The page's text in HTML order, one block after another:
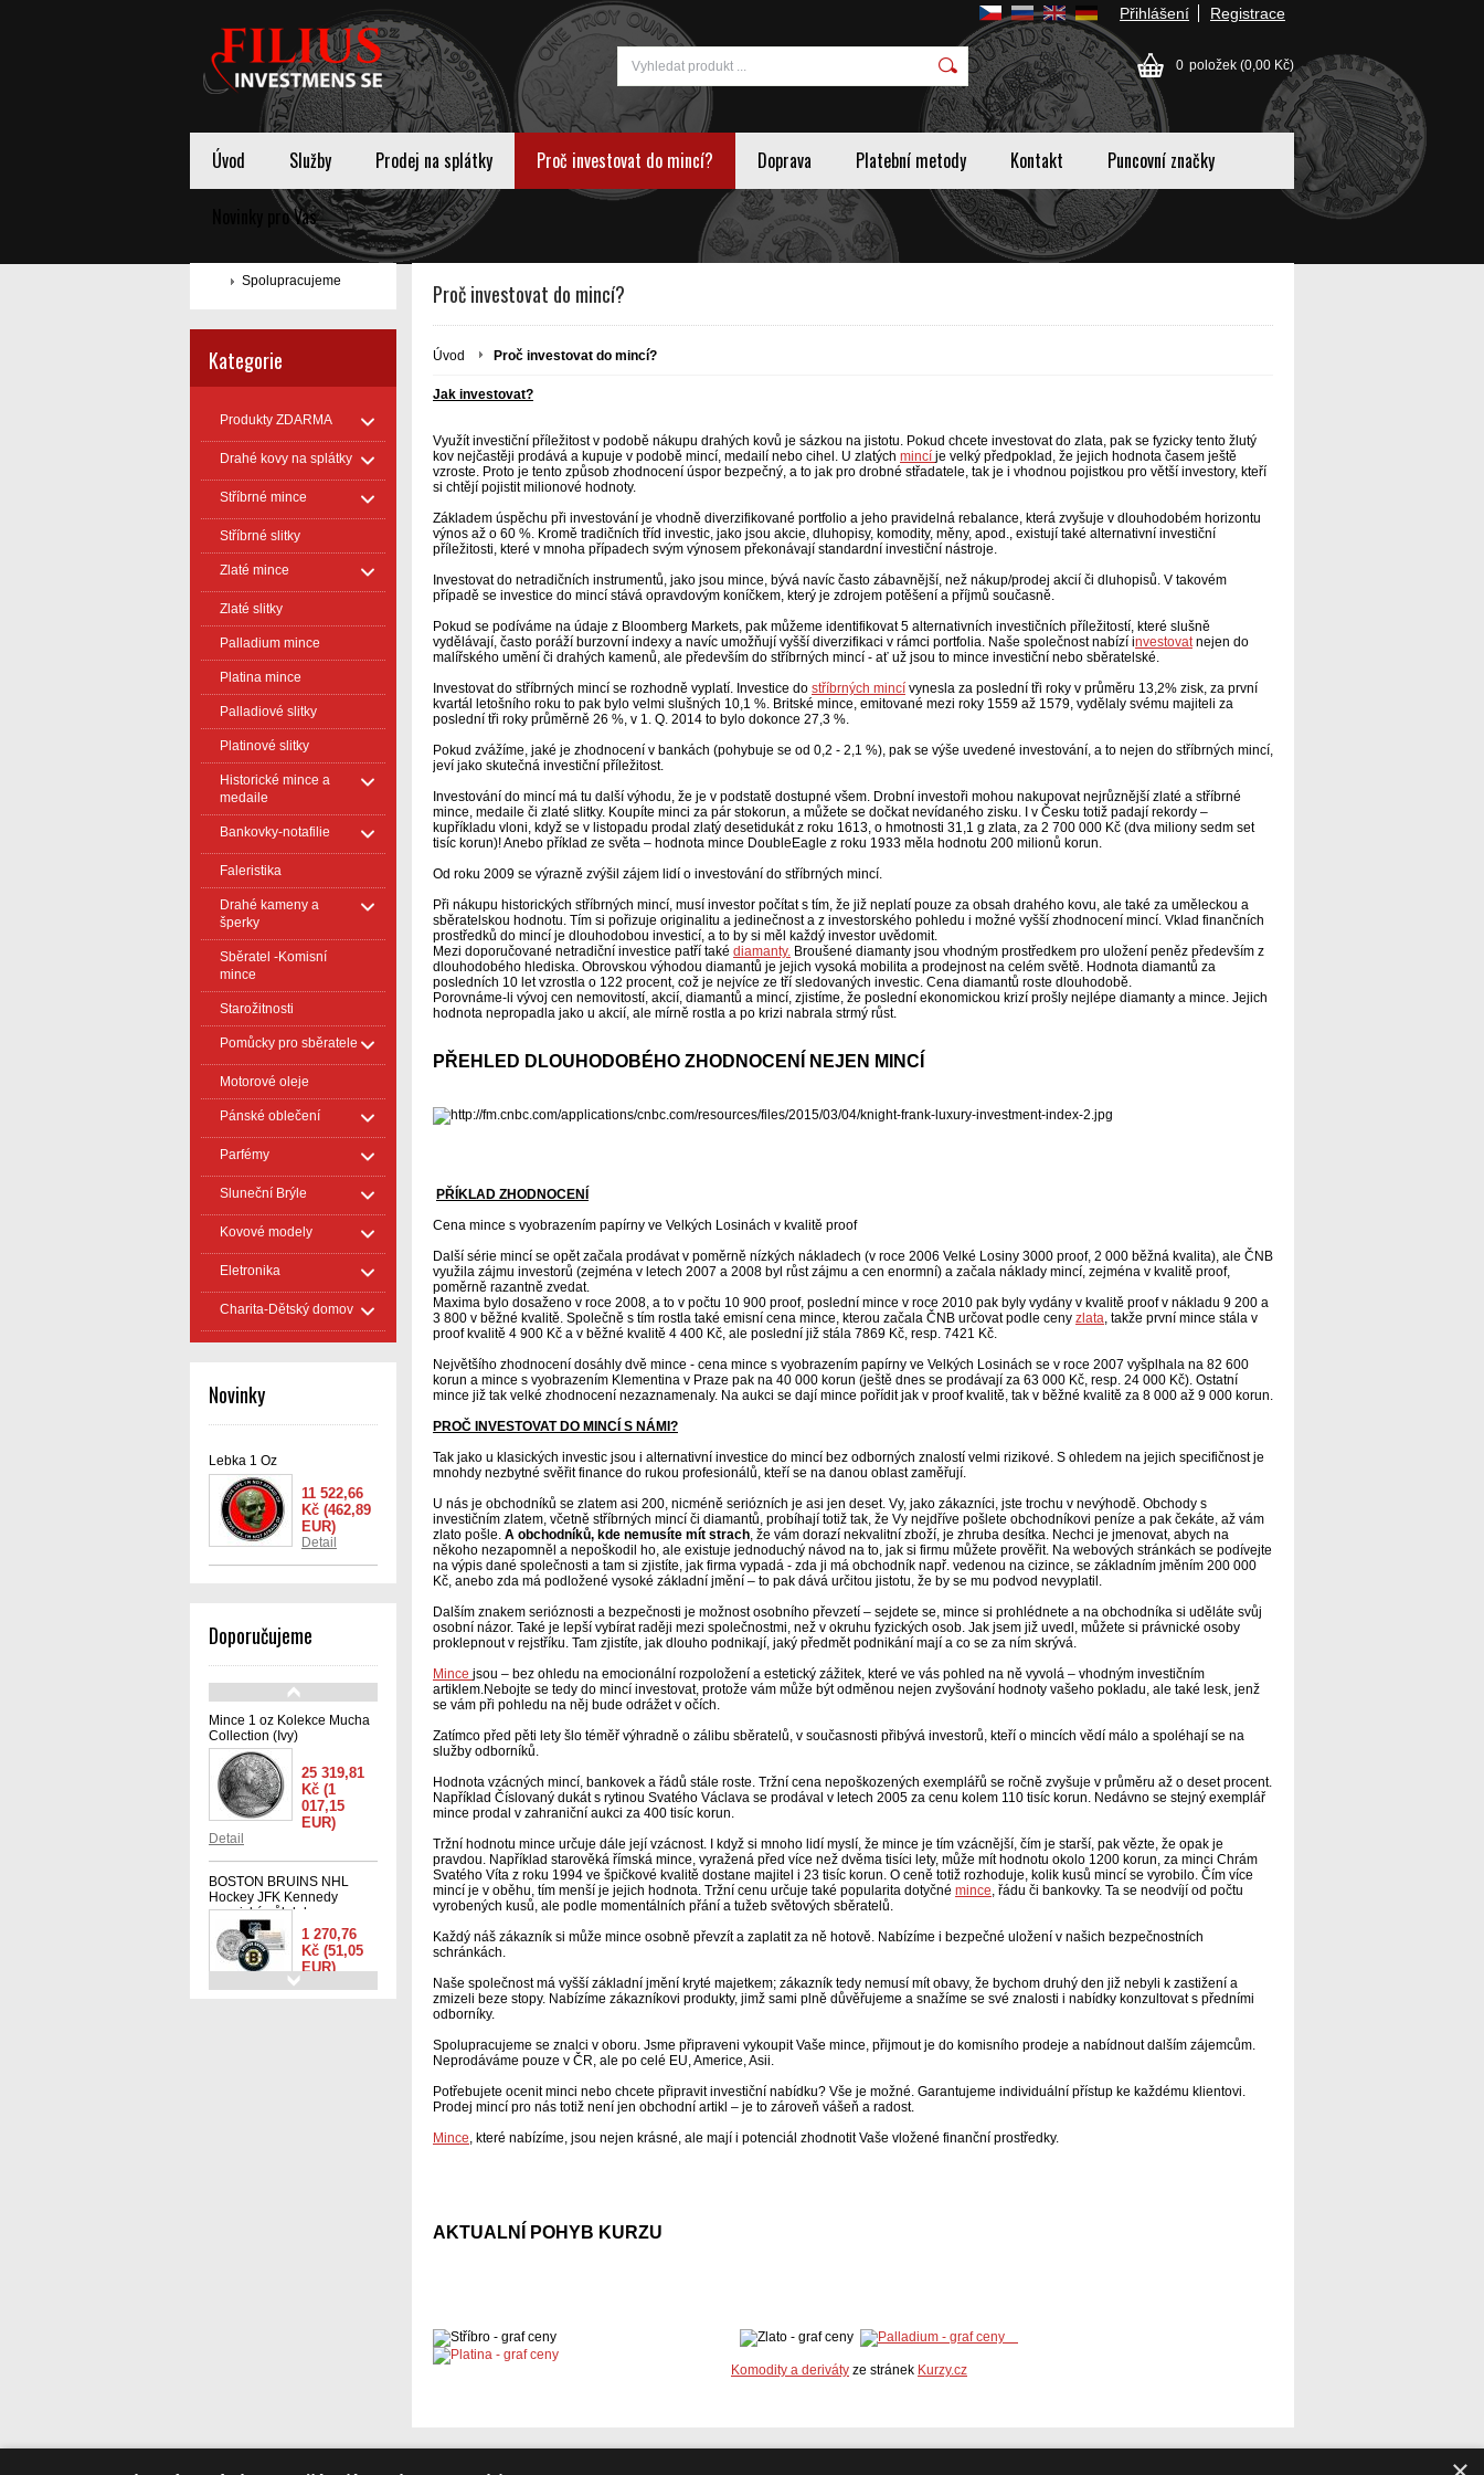
Přihlášení Registrace
0 položek (0,00 Kč)
Úvod Služby Prodej na splátky Proč investovat do mincí? Doprava Platební metody Kontakt Puncovní značky
Novinky pro Vas
Spolupracujeme
Kategorie
Produkty ZDARMA
Drahé kovy na splátky
Stříbrné mince
Stříbrné slitky
Zlaté mince
Zlaté slitky
Palladium mince
Platina mince
Palladiové slitky
Platinové slitky
Historické mince a
medaile
Bankovky-notafilie
Faleristika
Drahé kameny a
šperky
Sběratel -Komisní
mince
Starožitnosti
Pomůcky pro sběratele
Motorové oleje
Pánské oblečení
Parfémy
Sluneční Brýle
Kovové modely
Eletronika
Charita-Dětský domov
Novinky
Lebka 1 Oz
11 522,66
Kč (462,89
EUR)
Detail
Doporučujeme
Mince 1 oz Kolekce Mucha
Collection (Ivy)
25 319,81
Kč (1
017,15
EUR)
Detail
BOSTON BRUINS NHL
Hockey JFK Kennedy
americký půl dolaru -
oficiálně licencovaná
1 270,76
Kč (51,05
EUR)
Proč investovat do mincí?
Úvod Proč investovat do mincí?
Jak investovat?
Využít investiční příležitost v podobě nákupu drahých kovů je sázkou na jistotu. Pokud chcete investovat do zlata, pak se fyzicky tento žlutý
kov nejčastěji prodává a kupuje v podobě mincí, medailí nebo cihel. U zlatých mincí je velký předpoklad, že jejich hodnota časem ještě
vzroste. Proto je tento způsob zhodnocení úspor bezpečný, a to jak pro drobné střadatele, tak je i vhodnou pojistkou pro větší investory, kteří
si chtějí pojistit milionové hodnoty.
Základem úspěchu při investování je vhodně diverzifikované portfolio a jeho pravidelná rebalance, která zvyšuje v dlouhodobém horizontu
výnos až o 60 %. Kromě tradičních tříd investic, jako jsou akcie, dluhopisy, komodity, měny, apod., existují také alternativní investiční
příležitosti, které v mnoha případech svým výnosem překonávají standardní investiční nástroje.
Investovat do netradičních instrumentů, jako jsou mince, bývá navíc často zábavnější, než nákup/prodej akcií či dluhopisů. V takovém
případě se investice do mincí stává opravdovým koníčkem, který je zdrojem potěšení a příjmů současně.
Pokud se podíváme na údaje z Bloomberg Markets, pak můžeme identifikovat 5 alternativních investičních příležitostí, které slušně
vydělávají, často poráží burzovní indexy a navíc umožňují vyšší diverzifikaci v rámci portfolia. Naše společnost nabízí investovatnejen do
malířského umění či drahých kamenů, ale především do stříbrných mincí - ať už jsou to mince investiční nebo sběratelské.
Investovat do stříbrných mincí se rozhodně vyplatí. Investice do stříbrných mincí vynesla za poslední tři roky v průměru 13,2% zisk, za první
kvartál letošního roku to pak bylo velmi slušných 10,1 %. Britské mince, emitované mezi roky 1559 až 1579, vydělaly svému majiteli za
poslední tři roky průměrně 26 %, v 1. Q. 2014 to bylo dokonce 27,3 %.
Pokud zvážíme, jaké je zhodnocení v bankách (pohybuje se od 0,2 - 2,1 %), pak se výše uvedené investování, a to nejen do stříbrných mincí,
jeví jako skutečná investiční příležitost.
Investování do mincí má tu další výhodu, že je v podstatě dostupné všem. Drobní investoři mohou nakupovat nejrůznější zlaté a stříbrné
mince, medaile či zlaté slitky. Koupíte minci za pár stokorun, a můžete se dočkat nevídaného zisku. I v Česku totiž padají rekordy –
kupříkladu vloni, když se v listopadu prodal zlatý desetidukát z roku 1613, o hmotnosti 31,1 g zlata, za 2 700 000 Kč (dva miliony sedm set
tisíc korun)! Anebo příklad ze světa – hodnota mince DoubleEagle z roku 1933 měla hodnotu 200 milionů korun.
Od roku 2009 se výrazně zvýšil zájem lidí o investování do stříbrných mincí.
Při nákupu historických stříbrných mincí, musí investor počítat s tím, že již neplatí pouze za obsah drahého kovu, ale také za uměleckou a
sběratelskou hodnotu. Tím si pořizuje originalitu a jedinečnost a z investorského pohledu i možné vyšší zhodnocení mincí. Vklad finančních
prostředků do mincí je dlouhodobou investicí, a to by si měl každý investor uvědomit.
Mezi doporučované netradiční investice patří také diamanty. Broušené diamanty jsou vhodným prostředkem pro uložení peněz především z
dlouhodobého hlediska. Obrovskou výhodou diamantů je jejich vysoká mobilita a prodejnost na celém světě. Hodnota diamantů za
posledních 10 let vzrostla o 122 procent, což je nejvíce ze tří sledovaných investic. Cena diamantů roste dlouhodobě.
Porovnáme-li vývoj cen nemovitostí, akcií, diamantů a mincí, zjistíme, že poslední ekonomickou krizí prošly nejlépe diamanty a mince. Jejich
hodnota nepropadla jako u akcií, ale mírně rostla a po krizi nabrala strmý růst.
PŘEHLED DLOUHODOBÉHO ZHODNOCENÍ NEJEN MINCÍ
PŘÍKLAD ZHODNOCENÍ
Cena mince s vyobrazením papírny ve Velkých Losinách v kvalitě proof
Další série mincí se opět začala prodávat v poměrně nízkých nákladech (v roce 2006 Velké Losiny 3000 proof, 2 000 běžná kvalita), ale ČNB
využila zájmu investorů (zejména v letech 2007 a 2008 byl růst zájmu a cen enormní) a začala náklady mincí, zejména v kvalitě proof,
poměrně razantně zvedat.
Maxima bylo dosaženo v roce 2008, a to v počtu 10 900 proof, poslední mince v roce 2010 pak byly vydány v kvalitě proof v nákladu 9 200 a
3 800 v běžné kvalitě. Společně s tím rostla také emisní cena mince, kterou začala ČNB určovat podle ceny zlata, takže první mince stála v
proof kvalitě 4 900 Kč a v běžné kvalitě 4 400 Kč, ale poslední již stála 7869 Kč, resp. 7421 Kč.
Největšího zhodnocení dosáhly dvě mince - cena mince s vyobrazením papírny ve Velkých Losinách se v roce 2007 vyšplhala na 82 600
korun a mince s vyobrazením Klementina v Praze pak na 40 000 korun (ještě dnes se prodávají za 63 000 Kč, resp. 24 000 Kč). Ostatní
mince již tak velké zhodnocení nezaznamenaly. Na aukci se dají mince pořídit jak v proof kvalitě, tak v běžné kvalitě za 8 000 až 9 000 korun.
PROČ INVESTOVAT DO MINCÍ S NÁMI?
Tak jako u klasických investic jsou i alternativní investice do mincí bez odborných znalostí velmi rizikové. S ohledem na jejich specifičnost je
mnohdy nezbytné svěřit finance do rukou profesionálů, kteří se na danou oblast zaměřují.
U nás je obchodníků se zlatem asi 200, nicméně seriózních je asi jen deset. Vy, jako zákazníci, jste trochu v nevýhodě. Obchody s
investičním zlatem, včetně stříbrných mincí či diamantů, probíhají totiž tak, že Vy nejdříve pošlete obchodníkovi peníze a pak čekáte, až vám
zlato pošle. A obchodníků, kde nemusíte mít strach, že vám dorazí nekvalitní zboží, je zhruba desítka. Nechci je jmenovat, abych na
někoho nezapomněl a nepoškodil ho, ale existuje jednoduchý návod na to, jak si firmu můžete prověřit. Na webových stránkách se podívejte
na výpis dané společnosti a tam si zjistíte, jak firma vypadá - zda ji má obchodník např. vedenou na cizince, se základním jměním 200 000
Kč, anebo zda má podložené vysoké základní jmění – to pak dává určitou jistotu, že by se mu podvod nevyplatil.
Dalším znakem serióznosti a bezpečnosti je možnost osobního převzetí – sejdete se, mince si prohlédnete a na obchodníka si uděláte svůj
osobní názor. Také je lepší vybírat raději mezi společnostmi, než v okruhu fyzických osob. Jak jsem již uvedl, můžete si právnické osoby
proklepnout v rejstříku. Tam zjistíte, jak dlouho podnikají, jaký předmět podnikání mají a co se za ním skrývá.
Mince jsou – bez ohledu na emocionální rozpoložení a estetický zážitek, které ve vás pohled na ně vyvolá – vhodným investičním
artiklem.Nebojte se tedy do mincí investovat, protože vám může být odměnou nejen zvyšování hodnoty vašeho pokladu, ale také lesk, jenž
se vám při pohledu na něj bude odrážet v očích.
Zatímco před pěti lety šlo téměř výhradně o zálibu sběratelů, v současnosti přibývá investorů, kteří o mincích vědí málo a spoléhají se na
služby odborníků.
Hodnota vzácných mincí, bankovek a řádů stále roste. Tržní cena nepoškozených exemplářů se ročně zvyšuje v průměru až o deset procent.
Například Číslovaný dukát s rytinou Svatého Václava se prodával v letech 2005 za cenu kolem 110 tisíc korun. Nedávno se stejný exemplář
mince prodal v zahraniční aukci za 400 tisíc korun.
Tržní hodnotu mince určuje dále její vzácnost. I když si mnoho lidí myslí, že mince je tím vzácnější, čím je starší, pak vězte, že opak je
pravdou. Například starověká římská mince, vyražená před více než dvěma tisíci lety, může mít hodnotu okolo 1200 korun, za minci Chrám
Svatého Víta z roku 1994 ve špičkové kvalitě dostane majitel i 23 tisíc korun. O ceně totiž rozhoduje, kolik kusů mincí se vyrobilo. Čím více
mincí je v oběhu, tím menší je jejich hodnota. Tržní cenu určuje také popularita dotyčné mince, řádu či bankovky. Ta se neodvíjí od počtu
vyrobených kusů, ale podle momentálních přání a tužeb světových sběratelů.
Každý náš zákazník si může mince osobně převzít a zaplatit za ně hotově. Nabízíme i bezpečné uložení v našich bezpečnostních
schránkách.
Naše společnost má vyšší základní jmění kryté majetkem; zákazník tedy nemusí mít obavy, že bychom druhý den již nebyli k zastižení a
zmizeli beze stopy. Nabízíme zákazníkovi produkty, jimž sami plně důvěřujeme a snažíme se své znalosti i nabídky konzultovat s předními
odborníky.
Spolupracujeme se znalci v oboru. Jsme připraveni vykoupit Vaše mince, přijmout je do komisního prodeje a nabídnout dalším zájemcům.
Neprodáváme pouze v ČR, ale po celé EU, Americe, Asii.
Potřebujete ocenit minci nebo chcete připravit investiční nabídku? Vše je možné. Garantujeme individuální přístup ke každému klientovi.
Prodej mincí pro nás totiž není jen obchodní artikl – je to zároveň vášeň a radost.
Mince, které nabízíme, jsou nejen krásné, ale mají i potenciál zhodnotit Vaše vložené finanční prostředky.
AKTUALNÍ POHYB KURZU
Komodity a deriváty ze stránek Kurzy.cz